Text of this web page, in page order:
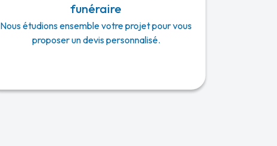
funéraire
Nous étudions ensemble votre projet pour vous
proposer un devis personnalisé.